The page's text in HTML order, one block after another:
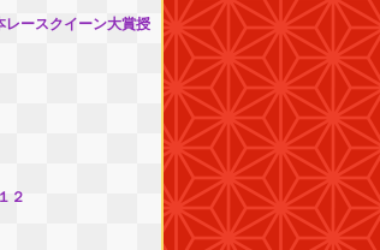
ースクイーン大賞授
２